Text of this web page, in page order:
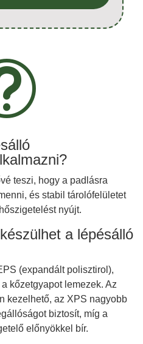
teszi, hogy a padlásra
és stabil tárolófelületet
nyújt.
a lépésálló
(expandált polisztirol),
kőzetgyapot lemezek. Az
kezelhető, az XPS nagyobb
biztosít, míg a
előnyökkel bír.